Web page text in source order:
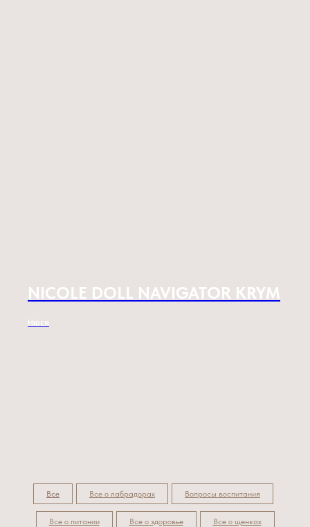
NICOLE DOLL NAVIGATOR KRYM
Нюся
Все Все о лабрадорах Вопросы воспитания
Все о питании Все о здоровье Все о щенках